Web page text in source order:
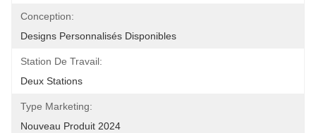
Conception:
Designs Personnalisés Disponibles
Station De Travail:
Deux Stations
Type Marketing:
Nouveau Produit 2024